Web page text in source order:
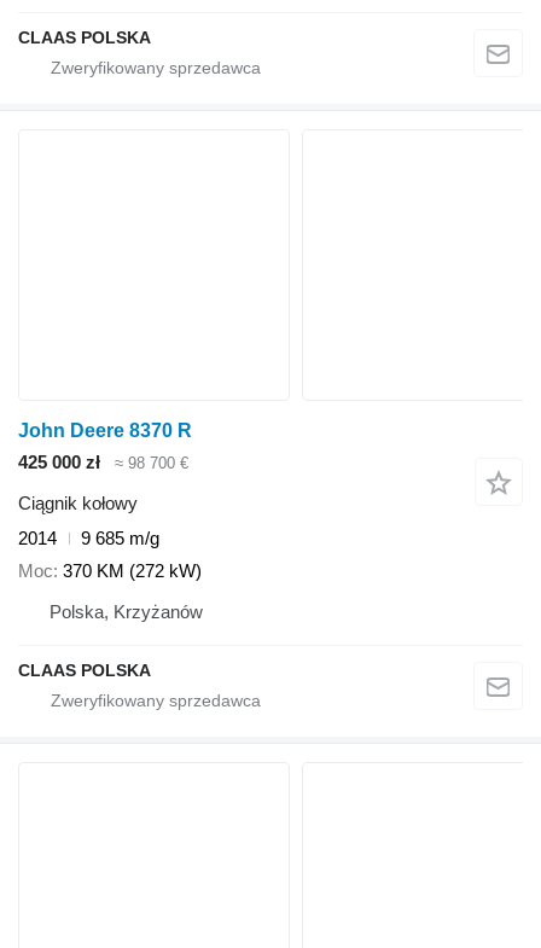
CLAAS POLSKA
John Deere 8370 R
425 000 zł
≈ 98 700 €
Ciągnik kołowy
2014
9 685 m/g
Moc 370 KM (272 kW)
Polska, Krzyżanów
CLAAS POLSKA